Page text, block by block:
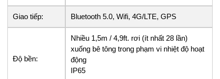
Giao tiếp: Bluetooth 5.0, Wifi, 4G/LTE, GPS
Độ bền:
Nhiều 1,5m / 4,9ft. rơi (ít nhất 28 lần)
xuống bê tông trong phạm vi nhiệt độ hoạt
động
IP65